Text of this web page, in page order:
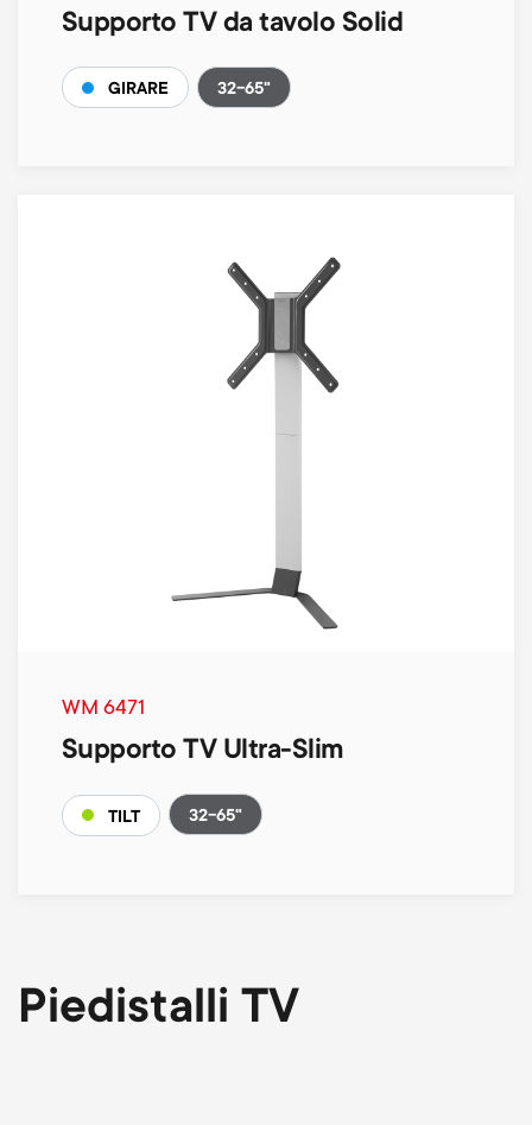
Supporto TV da tavolo Solid
GIRARE 32-65"
WM 6471
Supporto TV Ultra-Slim
TILT 32-65"
Piedistalli TV